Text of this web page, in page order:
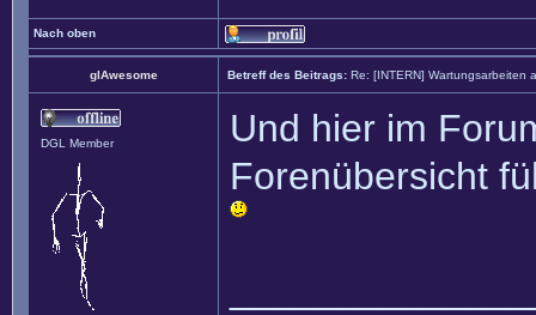
Nach oben
glAwesome Betreff des Beitrags: Re: [INTERN] Wartungsarbeiten
DGL Member
Und hier im
Forenübersicht